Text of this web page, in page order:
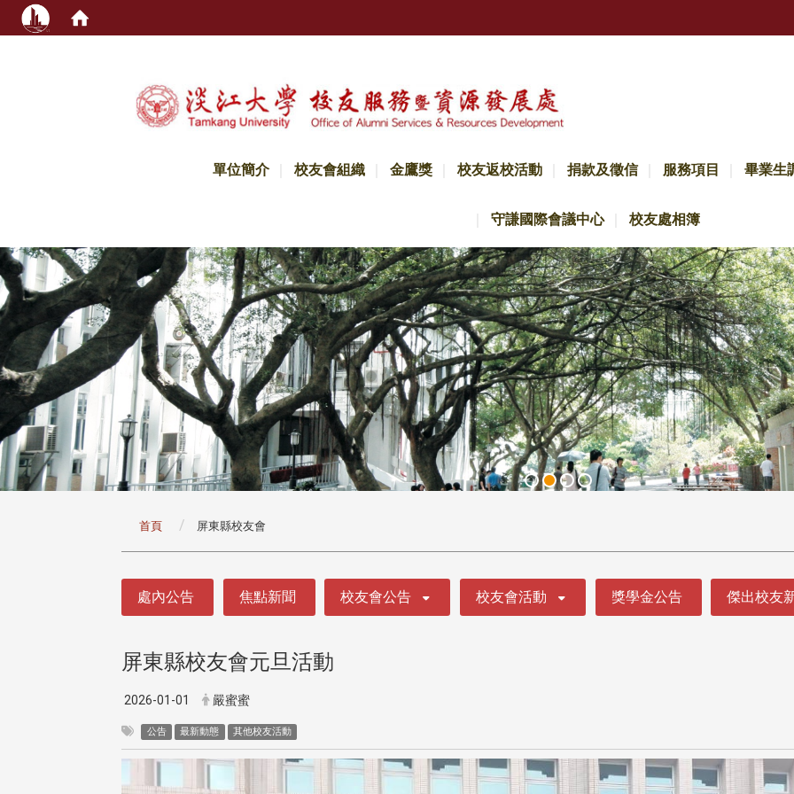
單位簡介 校友會組織 金鷹獎 校友返校活動 捐款及徵信 服務項目 畢業生
守謙國際會議中心 校友處相簿
首頁 屏東縣校友會
處內公告 焦點新聞 校友會公告 校友會活動 獎學金公告 傑出校友
屏東縣校友會元旦活動
2026-01-01 嚴蜜蜜
公告 最新動態 其他校友活動